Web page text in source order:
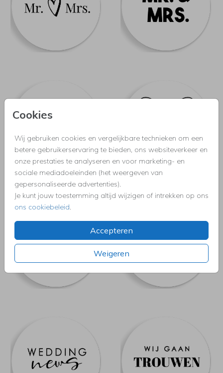
Cookies
Wij gebruiken cookies en vergelijkbare technieken om een
betere gebruikerservaring te bieden, ons websiteverkeer en
onze prestaties te analyseren en voor marketing- en
sociale mediadoeleinden (het weergeven van
gepersonaliseerde advertenties).
Je kunt jouw toestemming altijd wijzigen of intrekken op ons
ons cookiebeleid.
Accepteren
Weigeren